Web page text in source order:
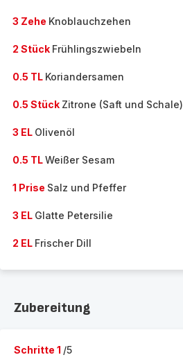
3 Zehe Knoblauchzehen
2 Stück Frühlingszwiebeln
0.5 TL Koriandersamen
0.5 Stück Zitrone (Saft und Schale)
3 EL Olivenöl
0.5 TLWeißer Sesam
1 Prise Salz und Pfeffer
3 EL Glatte Petersilie
2 EL Frischer Dill
Zubereitung
Schritte 1 /5